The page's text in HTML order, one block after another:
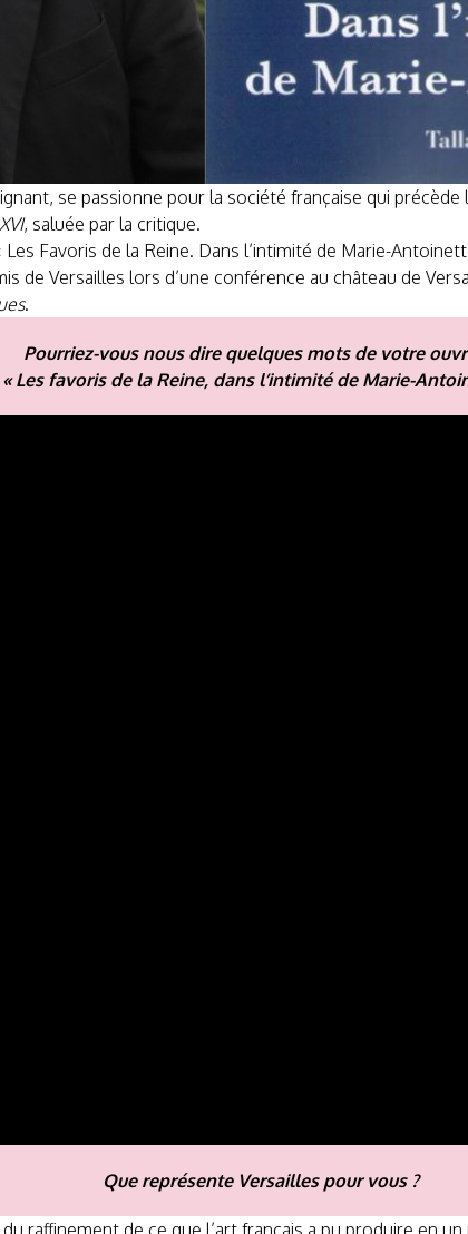
se passionne pour la société française qui précède
, saluée par la critique.
Favoris de la Reine. Dans l’intimité de Marie-
de Versailles lors d’une conférence au château de
.
Pourriez-vous nous dire quelques mots de votre
« Les favoris de la Reine, dans l’intimité de Marie-
Que représente Versailles pour vous ?
raffinement de ce que l’art français a pu produire en